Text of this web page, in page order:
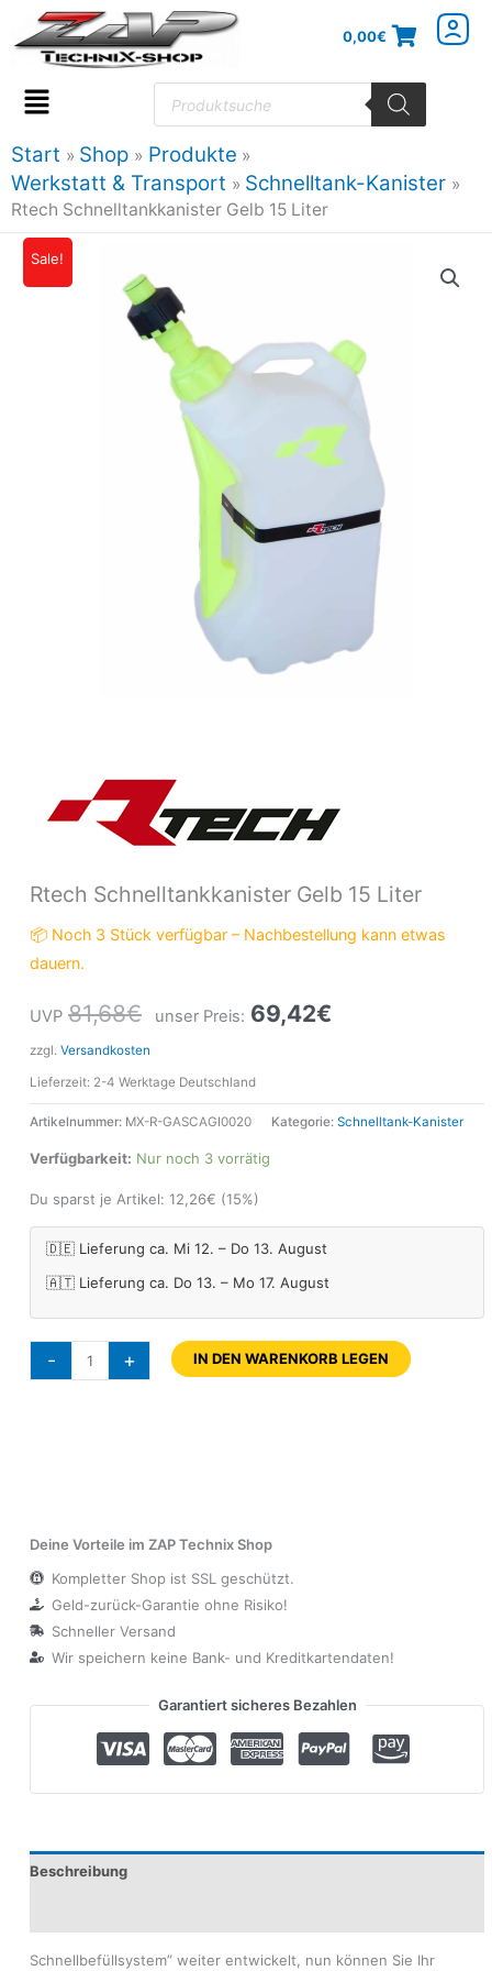
Inhalt
springen
0,00€
Flyout
Menu
Products
search
Start Shop
Produkte
Werkstatt & Transport
Schnelltank-Kanister
Rtech Schnelltankkanister Gelb 15 Liter
Sale!
Rtech Schnelltankkanister Gelb 15 Liter
📦 Noch 3 Stück verfügbar – Nachbestellung kann etwas
dauern.
UVP 81,68€
Preis
war:
81,68€
unser Preis: 69,42€
ist:
69,42€.
zzgl. Versandkosten
Lieferzeit: 2-4 Werktage Deutschland
Artikelnummer: MX-R-GASCAGI0020 Kategorie: Schnelltank-Kanister
Verfügbarkeit: Nur noch 3 vorrätig
Du sparst je Artikel: 12,26€ (15%)
🇩🇪 Lieferung ca. Mi 12. – Do 13. August
🇦🇹 Lieferung ca. Do 13. – Mo 17. August
-
Rtech
Schnelltankkanister
+ IN DEN WARENKORB LEGEN
Deine Vorteile im ZAP Technix Shop
Kompletter Shop ist SSL geschützt.
Geld-zurück-Garantie ohne Risiko!
Schneller Versand
Wir speichern keine Bank- und Kreditkartendaten!
Garantiert sicheres Bezahlen
Beschreibung
Schnellbefüllsystem” weiter entwickelt, nun können Sie Ihr